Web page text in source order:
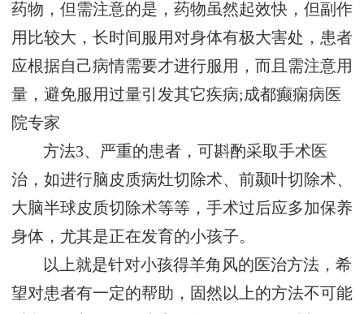
药物，但需注意的是，药物虽然起效快，但副作
用比较大，长时间服用对身体有极大害处，患者
应根据自己病情需要才进行服用，而且需注意用
量，避免服用过量引发其它疾病;成都癫痫病医
院专家
方法3、严重的患者，可斟酌采取手术医
治，如进行脑皮质病灶切除术、前颞叶切除术、
大脑半球皮质切除术等等，手术过后应多加保养
身体，尤其是正在发育的小孩子。
以上就是针对小孩得羊角风的医治方法，希
望对患者有一定的帮助，固然以上的方法不可能